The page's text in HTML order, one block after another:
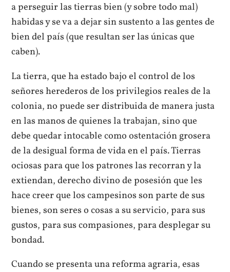
a perseguir las tierras bien (y sobre todo mal)
habidas y se va a dejar sin sustento a las gentes de
bien del país (que resultan ser las únicas que
caben).
La tierra, que ha estado bajo el control de los
señores herederos de los privilegios reales de la
colonia, no puede ser distribuida de manera justa
en las manos de quienes la trabajan, sino que
debe quedar intocable como ostentación grosera
de la desigual forma de vida en el país. Tierras
ociosas para que los patrones las recorran y la
extiendan, derecho divino de posesión que les
hace creer que los campesinos son parte de sus
bienes, son seres o cosas a su servicio, para sus
gustos, para sus compasiones, para desplegar su
bondad.
Cuando se presenta una reforma agraria, esas